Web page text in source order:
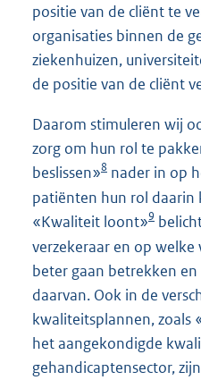
positie van de cliënt te
organisaties binnen de
ziekenhuizen,
de positie van de cliënt
Daarom stimuleren wij
zorg om hun rol te
beslissen»8 nader in op
patiënten hun rol daarin
«Kwaliteit loont»9
verzekeraar en op welke
beter gaan betrekken
daarvan. Ook in de
kwaliteitsplannen, zoals
het aangekondigde
gehandicaptensector,